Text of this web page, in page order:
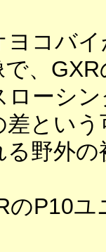
コバ
、
ローシ
とい
る野外
のP10